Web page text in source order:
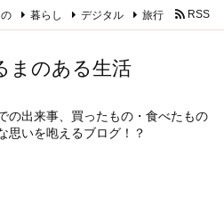
まのある生活
の出来事、買ったもの・食べたもの
思いを咆えるブログ！？
暮らし デジタル 旅行 RSS